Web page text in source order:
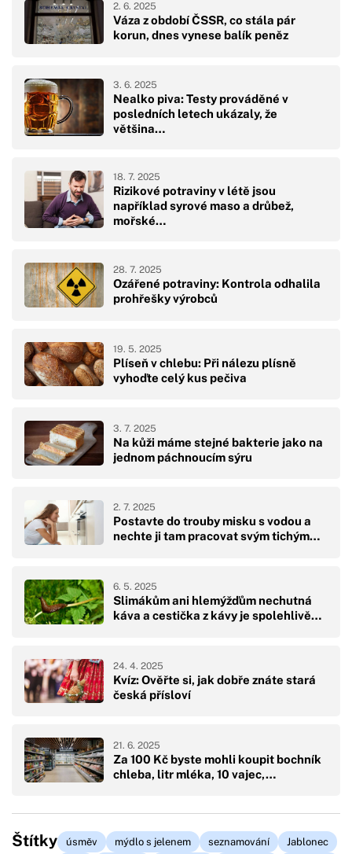
Váza z období ČSSR, co stála pár
korun, dnes vynese balík peněz
2. 6. 2025
Nealko piva: Testy prováděné v
posledních letech ukázaly, že
většina…
3. 6. 2025
Rizikové potraviny v létě jsou
například syrové maso a drůbež,
mořské…
18. 7. 2025
Ozářené potraviny: Kontrola odhalila
prohřešky výrobců
28. 7. 2025
Plíseň v chlebu: Při nálezu plísně
vyhoďte celý kus pečiva
19. 5. 2025
Na kůži máme stejné bakterie jako na
jednom páchnoucím sýru
3. 7. 2025
Postavte do trouby misku s vodou a
nechte ji tam pracovat svým tichým…
2. 7. 2025
Slimákům ani hlemýžďům nechutná
káva a cestička z kávy je spolehlivě…
6. 5. 2025
Kvíz: Ověřte si, jak dobře znáte stará
česká přísloví
24. 4. 2025
Za 100 Kč byste mohli koupit bochník
chleba, litr mléka, 10 vajec,…
21. 6. 2025
Štítky úsměv mýdlo s jelenem seznamování Jablonec